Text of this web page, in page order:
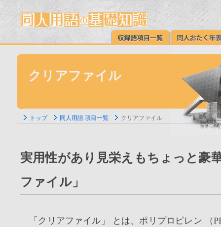
クリアファイル
トップ 同人用語 項目一覧 クリアファイル
実用性があり見栄えもちょっと豪
ファイル」
「クリアファイル」 とは、ポリプロピレン （